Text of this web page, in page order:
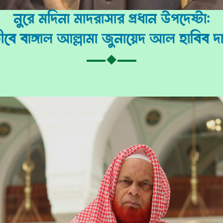
নুরে মদিনা মাদরাসার প্রধান উপদেষ্টা:
বাঙ্গাল আল্লামা জুনায়েদ আল হাবিব